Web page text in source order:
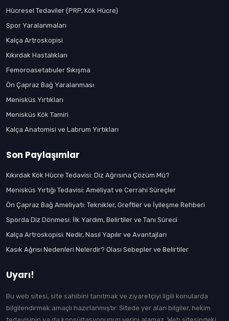
Hücresel Tedaviler (PRP, Kök Hücre)
Spor Yaralanmaları
Kalça Artroskopisi
Kıkırdak Hastalıkları
Femoroasetabuler Sıkışma
Ön Çapraz Bağ Yaralanması
Menisküs Yırtıkları
Menisküs Kök Tamiri
Kalça Anatomisi ve Labrum Yırtıkları
Son Paylaşımlar
Kıkırdak Kök Hücre Tedavisi: Diz Ağrısına Çözüm Mü?
Menisküs Yırtığı Tedavisi: Ameliyat ve Cerrahi Süreçler
Ön Çapraz Bağ Ameliyatı: Teknikler, Greftler ve İyileşme Rehberi
Sporda Diz Dönmesi: İlk Yardım, Belirtiler ve Tanı Süreci
Kalça Artroskopisi: Nedir, Nasıl Yapılır ve Avantajları
Kasık Ağrısı Nedenleri Nelerdir? Olası Sebepler ve Belirtiler
Uyarı!
Bu web sitesi, site sahibini tanıtmak ve ziyaretçiyi ilgili konularda
bilgilendirmek amaçlı hazırlanmıştır. Sitede yer alan bilgiler, hekim
tedavisinin ya da konsültasyonunun yerini alamaz. Web sitesindeki